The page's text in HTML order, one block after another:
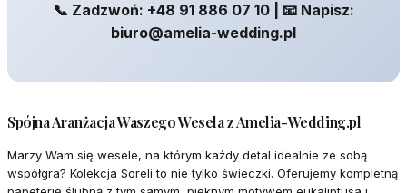
📞 Zadzwoń: +48 91 886 07 10 | 📧 Napisz:
biuro@amelia-wedding.pl
Spójna Aranżacja Waszego Wesela z Amelia-Wedding.pl
Marzy Wam się wesele, na którym każdy detal idealnie ze sobą
współgra? Kolekcja Soreli to nie tylko świeczki. Oferujemy kompletną